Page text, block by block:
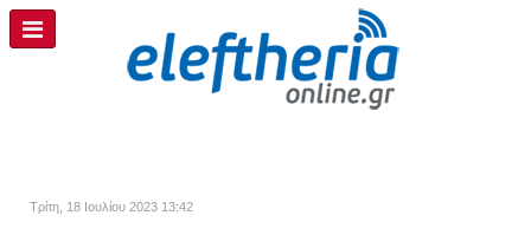
Τρίτη, 18 Ιουλίου 2023 13:42